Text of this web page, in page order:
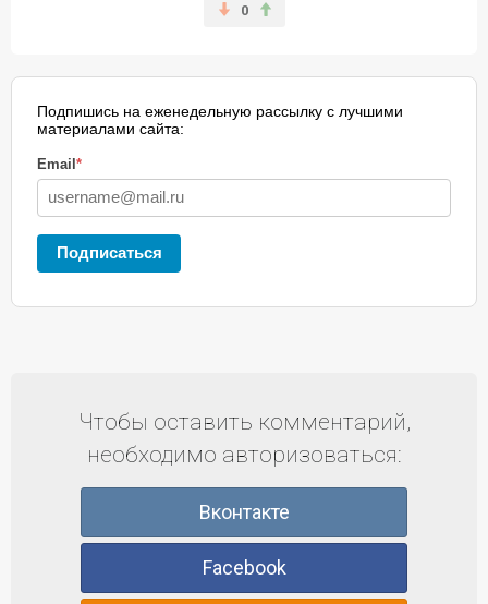
0
Подпишись на еженедельную рассылку с лучшими
материалами сайта:
Email*
Подписаться
Чтобы оставить комментарий,
необходимо авторизоваться:
Вконтакте
Facebook